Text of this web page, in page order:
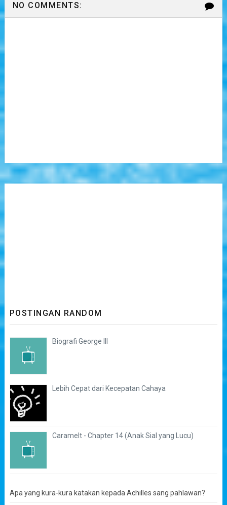
NO COMMENTS:
POSTINGAN RANDOM
Biografi George III
Lebih Cepat dari Kecepatan Cahaya
Caramelt - Chapter 14 (Anak Sial yang Lucu)
Apa yang kura-kura katakan kepada Achilles sang pahlawan?